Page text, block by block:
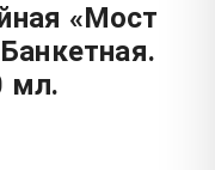
«Мост
мл.